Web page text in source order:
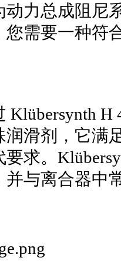
动力总成阻尼
您需要一种符
Klübersynth
润滑剂，它满
要求。
并与离合器中